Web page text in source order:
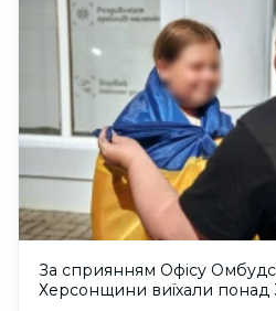
За сприянням Офісу
Херсонщини виїхали